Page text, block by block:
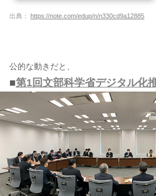
出典： https://note.com/edup/n/n330cd9a12885
公的な動きだと、
■第1回文部科学省デジタル化